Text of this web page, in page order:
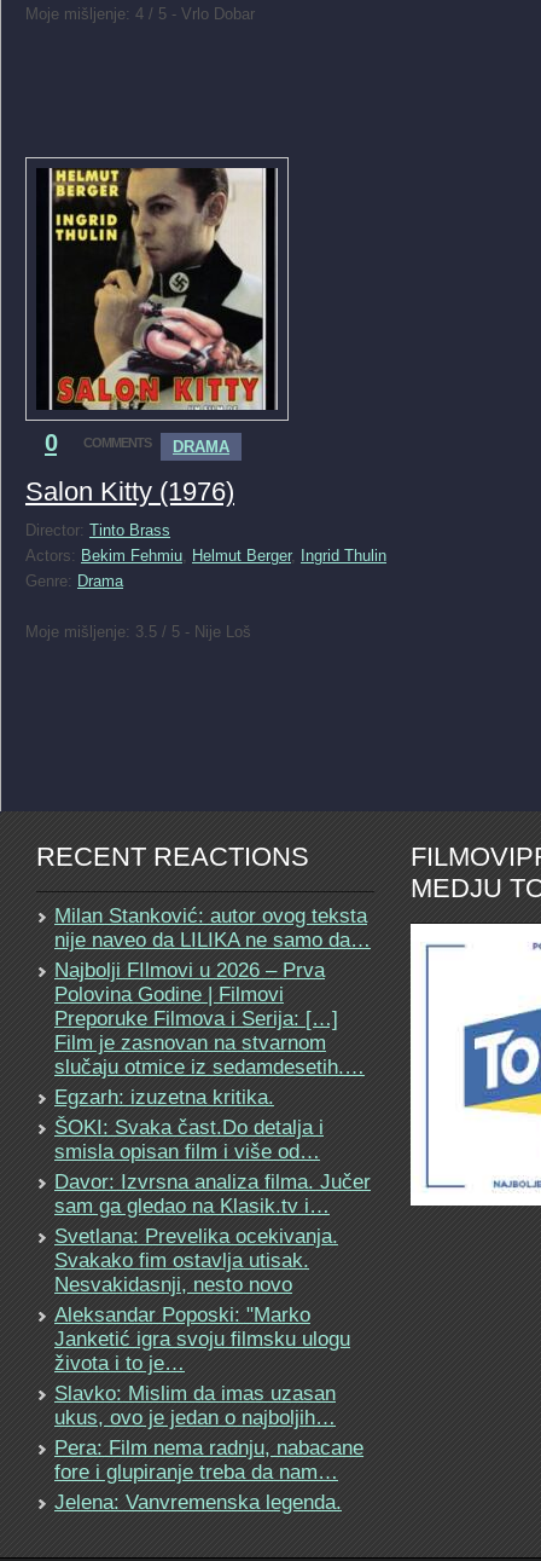
Moje mišljenje: 4 / 5 - Vrlo Dobar
0 COMMENTS DRAMA
Salon Kitty (1976)
Director: Tinto Brass
Actors: Bekim Fehmiu, Helmut Berger,
Ingrid Thulin
Genre: Drama
Moje mišljenje: 3.5 / 5 - Nije Loš
RECENT REACTIONS
Milan Stanković: autor ovog teksta
nije naveo da LILIKA ne samo da…
Najbolji FIlmovi u 2026 – Prva
Polovina Godine | Filmovi
Preporuke Filmova i Serija: […]
Film je zasnovan na stvarnom
slučaju otmice iz sedamdesetih.…
Egzarh: izuzetna kritika.
ŠOKI: Svaka čast.Do detalja i
smisla opisan film i više od…
Davor: Izvrsna analiza filma. Jučer
sam ga gledao na Klasik.tv i…
Svetlana: Prevelika ocekivanja.
Svakako fim ostavlja utisak.
Nesvakidasnji, nesto novo
Aleksandar Poposki: "Marko
Janketić igra svoju filmsku ulogu
života i to je…
Slavko: Mislim da imas uzasan
ukus, ovo je jedan o najboljih…
Pera: Film nema radnju, nabacane
fore i glupiranje treba da nam…
Jelena: Vanvremenska legenda.
MEDJU